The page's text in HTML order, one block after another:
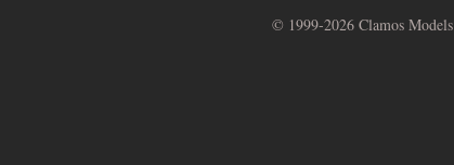
© 1999-2026 Clamos Models